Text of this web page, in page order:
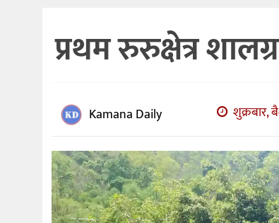
प्रथम रुरुक्षेत्र
Kamana Daily शुक्रबार,